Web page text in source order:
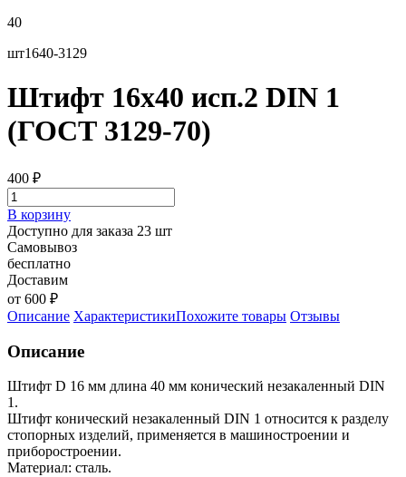
40
шт1640-3129
Штифт 16х40 исп.2 DIN 1
(ГОСТ 3129-70)
400 ₽
В корзину
Доступно для заказа 23 шт
Самовывоз
бесплатно
Доставим
от 600 ₽
Описание ХарактеристикиПохожите товары Отзывы
Описание
Штифт D 16 мм длина 40 мм конический незакаленный DIN
1.
Штифт конический незакаленный DIN 1 относится к разделу
стопорных изделий, применяется в машиностроении и
приборостроении.
Материал: сталь.